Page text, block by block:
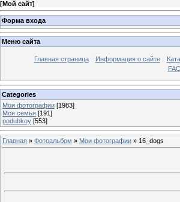
[Мой сайт]
Форма входа
Меню сайта
Главная страница Информация о сайте
Categories
Мои фотографии [1983]
Моя семья [191]
podubkoy [553]
Главная » Фотоальбом » Мои фотографии » 16_dogs